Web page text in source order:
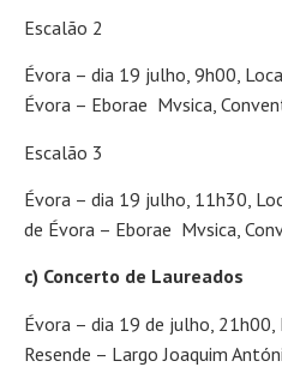
Escalão 2
Évora – dia 19 julho, 9h00,
Évora – Eborae Mvsica,
Escalão 3
Évora – dia 19 julho, 11h30,
de Évora – Eborae Mvsica,
c) Concerto de Laureados
Évora – dia 19 de julho, 21h00,
Resende – Largo Joaquim